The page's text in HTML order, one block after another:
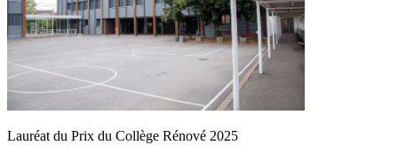
Lauréat du Prix du Collège Rénové 2025